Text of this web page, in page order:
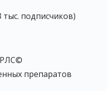
тыс. подписчиков)
РЛС©
препаратов